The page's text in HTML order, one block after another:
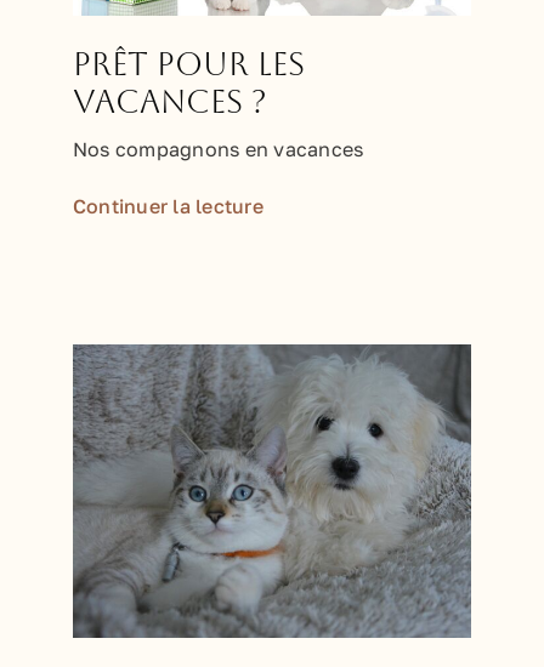
Prêt pour les
vacances ?
Nos compagnons en vacances
Continuer la lecture